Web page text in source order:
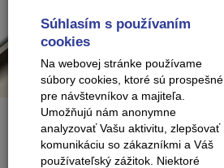
Značka
Všetky značky
Súhlasím s používaním
cookies
Na webovej stránke používame
súbory cookies, ktoré sú prospešné
pre návštevníkov a majiteľa.
Umožňujú nám anonymne
analyzovať Vašu aktivitu, zlepšovať
komunikáciu so zákazníkmi a Váš
používateľský zážitok. Niektoré